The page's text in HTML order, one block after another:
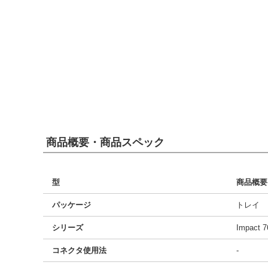
商品概要・商品スペック
型 商品概要
パッケージ トレイ
シリーズ Impact
コネクタ使用法 -